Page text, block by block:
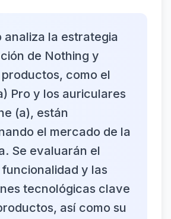
analiza la estrategia
de Nothing y
como el
Pro y los auriculares
(a), están
el mercado de la
Se evaluarán el
y las
tecnológicas clave
así como su